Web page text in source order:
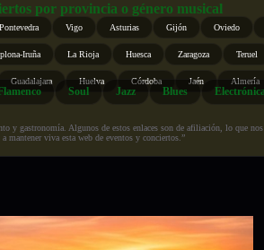
por provincia o género musical
Pontevedra Vigo Asturias Gijón Oviedo
Iruña La Rioja Huesca Zaragoza Teruel
Guadalajara Huelva Córdoba Jaén Almería
Soul Jazz Blues
y gastronomía. Algunos de estos enlaces son de afiliación, lo que
a mantener viva esta web de eventos y conciertos.”